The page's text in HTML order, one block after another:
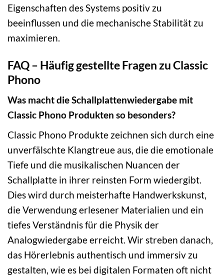
Eigenschaften des Systems positiv zu
beeinflussen und die mechanische Stabilität zu
maximieren.
FAQ – Häufig gestellte Fragen zu Classic
Phono
Was macht die Schallplattenwiedergabe mit
Classic Phono Produkten so besonders?
Classic Phono Produkte zeichnen sich durch eine
unverfälschte Klangtreue aus, die die emotionale
Tiefe und die musikalischen Nuancen der
Schallplatte in ihrer reinsten Form wiedergibt.
Dies wird durch meisterhafte Handwerkskunst,
die Verwendung erlesener Materialien und ein
tiefes Verständnis für die Physik der
Analogwiedergabe erreicht. Wir streben danach,
das Hörerlebnis authentisch und immersiv zu
gestalten, wie es bei digitalen Formaten oft nicht